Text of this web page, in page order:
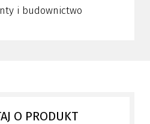
i budownictwo
O PRODUKT